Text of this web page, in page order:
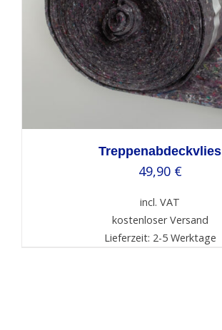
Treppenabdeckvlies
49,90 €
incl. VAT
kostenloser Versand
Lieferzeit: 2-5 Werktage